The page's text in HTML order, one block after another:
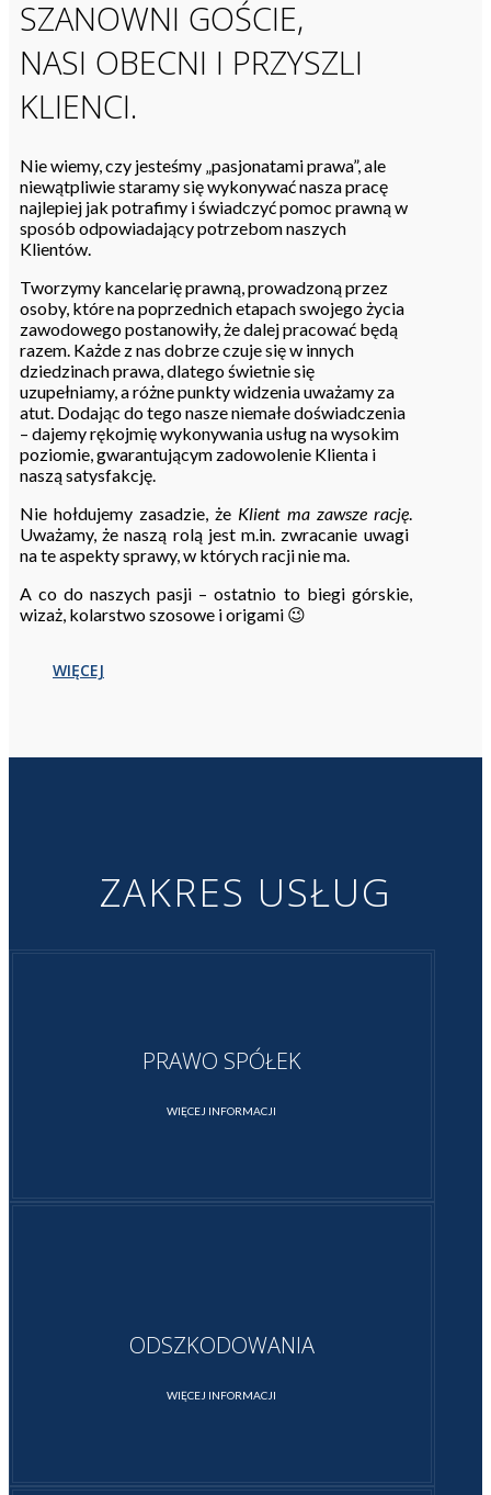
SZANOWNI GOŚCIE,
NASI OBECNI I PRZYSZLI
KLIENCI.
Nie wiemy, czy jesteśmy „pasjonatami prawa”, ale
niewątpliwie staramy się wykonywać nasza pracę
najlepiej jak potrafimy i świadczyć pomoc prawną w
sposób odpowiadający potrzebom naszych
Klientów.
Tworzymy kancelarię prawną, prowadzoną przez
osoby, które na poprzednich etapach swojego życia
zawodowego postanowiły, że dalej pracować będą
razem. Każde z nas dobrze czuje się w innych
dziedzinach prawa, dlatego świetnie się
uzupełniamy, a różne punkty widzenia uważamy za
atut. Dodając do tego nasze niemałe doświadczenia
– dajemy rękojmię wykonywania usług na wysokim
poziomie, gwarantującym zadowolenie Klienta i
naszą satysfakcję.
Nie hołdujemy zasadzie, że Klient ma zawsze rację.
Uważamy, że naszą rolą jest m.in. zwracanie uwagi
na te aspekty sprawy, w których racji nie ma.
A co do naszych pasji – ostatnio to biegi górskie,
wizaż, kolarstwo szosowe i origami 😉
WIĘCEJ
ZAKRES USŁUG
PRAWO SPÓŁEK
WIĘCEJ INFORMACJI
ODSZKODOWANIA
WIĘCEJ INFORMACJI